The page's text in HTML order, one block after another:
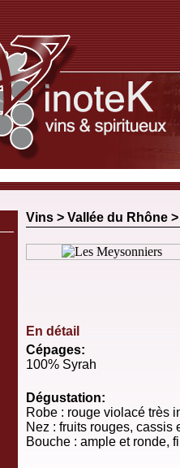
Vins > Vallée du Rhône
En détail
Cépages:
100% Syrah
Dégustation:
Robe : rouge violacé très
Nez : fruits rouges, cassis
Bouche : ample et ronde,